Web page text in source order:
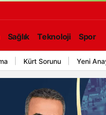
Sağlık Teknoloji Spor
Kürt Sorunu Yeni